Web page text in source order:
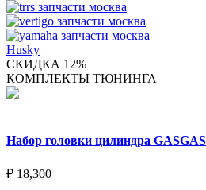
Husky
СКИДКА 12%
КОМПЛЕКТЫ ТЮНИНГА
Набор головки цилиндра
₽ 18,300